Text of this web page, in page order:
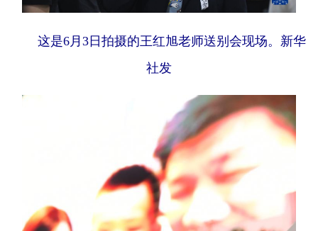
这是6月3日拍摄的王红旭老师送别会现场。新华
社发